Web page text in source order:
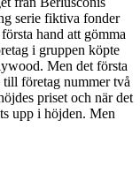
serie fiktiva fonder
hand att gömma
i gruppen köpte
Men det första
företag nummer två
priset och när det
upp i höjden. Men